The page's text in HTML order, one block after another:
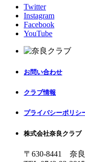
Twitter
Instagram
Facebook
YouTube
お問い合わせ
クラブ情報
プライバシーポリシ
株式会社奈良クラ
〒630-8441 奈